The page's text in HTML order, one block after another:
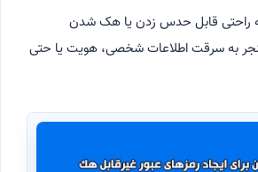
راحتی قابل حدس زدن یا هک شدن
به سرقت اطلاعات شخصی، هویت یا حتی